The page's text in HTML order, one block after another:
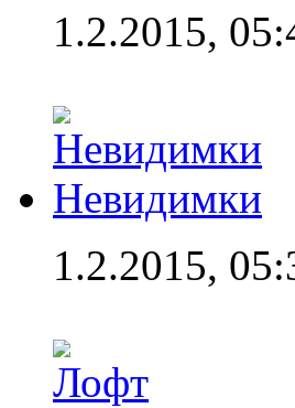
1.2.2015,
Невидимки
1.2.2015,